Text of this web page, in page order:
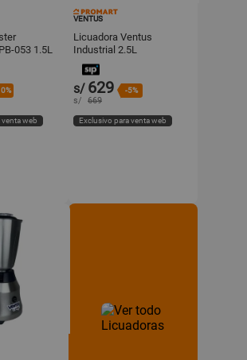
053 1.5L
más
venta web
VENTUS
Licuadora Ventus
Industrial 2.5L
s/ 629 -5%
s/ 669
Exclusivo para venta web